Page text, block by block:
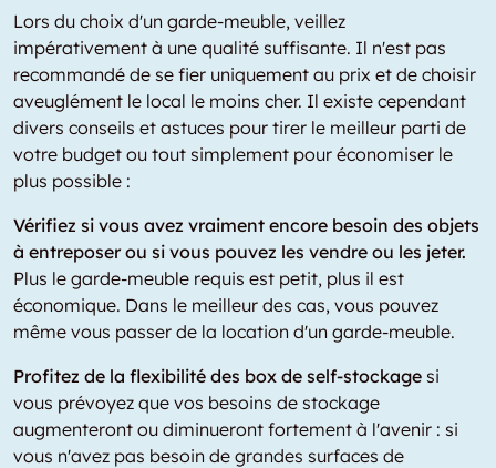
Lors du choix d'un garde-meuble, veillez
impérativement à une qualité suffisante. Il n'est pas
recommandé de se fier uniquement au prix et de choisir
aveuglément le local le moins cher. Il existe cependant
divers conseils et astuces pour tirer le meilleur parti de
votre budget ou tout simplement pour économiser le
plus possible :
Vérifiez si vous avez vraiment encore besoin des objets
à entreposer ou si vous pouvez les vendre ou les jeter.
Plus le garde-meuble requis est petit, plus il est
économique. Dans le meilleur des cas, vous pouvez
même vous passer de la location d'un garde-meuble.
Profitez de la flexibilité des box de self-stockage si
vous prévoyez que vos besoins de stockage
augmenteront ou diminueront fortement à l'avenir : si
vous n'avez pas besoin de grandes surfaces de